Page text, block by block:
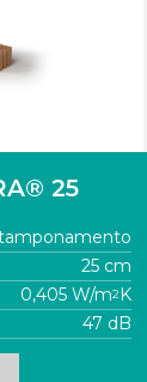
25
25 cm
0,405 W/m2K
47 dB